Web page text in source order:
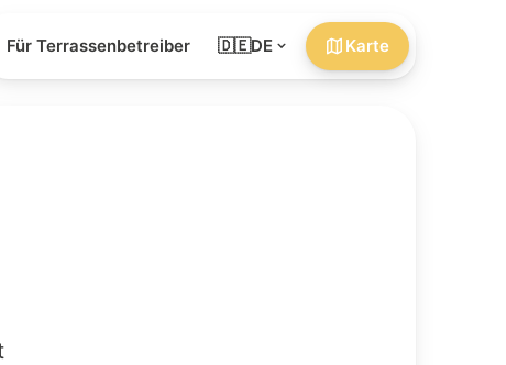
Für Terrassenbetreiber 🇩🇪DE Karte